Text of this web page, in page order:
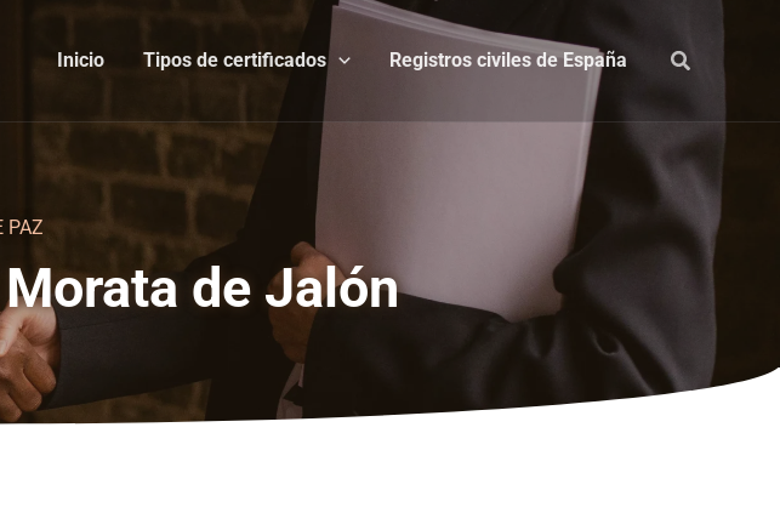
Inicio Tipos de certificados Registros civiles de España
PAZ
de Jalón